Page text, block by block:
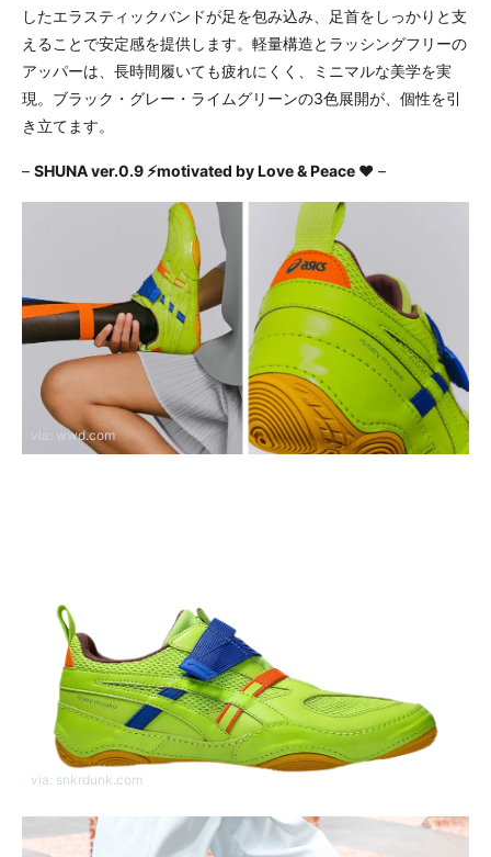
したエラスティックバンドが足を包み込み、足首をしっかりと支
えることで安定感を提供します。軽量構造とラッシングフリーの
アッパーは、長時間履いても疲れにくく、ミニマルな美学を実
現。ブラック・グレー・ライムグリーンの3色展開が、個性を引
き立てます。
– SHUNA ver.0.9 ⚡️motivated by Love & Peace ❤️ –
via: wwd.com
via: snkrdunk.com